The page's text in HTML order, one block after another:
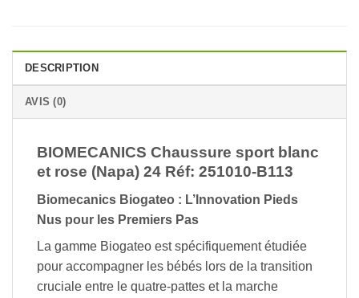
DESCRIPTION
AVIS (0)
BIOMECANICS Chaussure sport blanc
et rose (Napa) 24 Réf: 251010-B113
Biomecanics Biogateo : L’Innovation Pieds
Nus pour les Premiers Pas
La gamme Biogateo est spécifiquement étudiée
pour accompagner les bébés lors de la transition
cruciale entre le quatre-pattes et la marche